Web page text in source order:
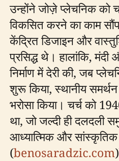
उन्होंने जोज़े प्लेचनिक को
विकसित करने का काम
केंद्रित डिजाइन और
प्रसिद्ध थे। हालांकि,
निर्माण में देरी की, जब
शुरू किया, स्थानीय
भरोसा किया। चर्च को
था, जो जल्दी ही दलदली
आध्यात्मिक और
(benosaradzic.com